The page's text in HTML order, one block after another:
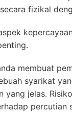
fizikal
membuat
syarikat
yang jelas.
percutian